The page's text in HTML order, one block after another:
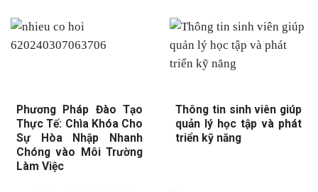
Phương Pháp Đào Tạo
Thực Tế: Chìa Khóa Cho
Sự Hòa Nhập Nhanh
Chóng vào Môi Trường
Làm Việc
Thông tin sinh viên giúp
quản lý học tập và phát
triển kỹ năng